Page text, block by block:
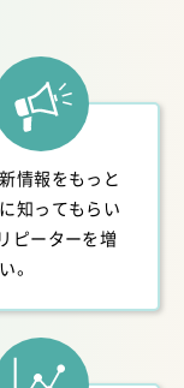
た。
。
のサービス
した。
ドパントリ
情報をもっと
知ってもらい
ピーターを増
。